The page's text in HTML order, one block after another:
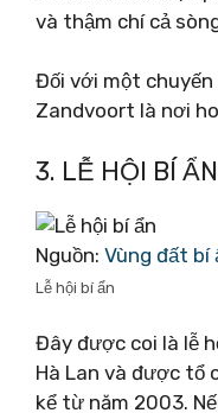
và thậm chí cả
Đối với một
Zandvoort là nơi
3. LỄ HỘI BÍ ẨN
Nguồn: Vùng đất bí
Lễ hội bí ẩn
Đây được coi là lễ
Hà Lan và được tổ
kể từ năm 2003.